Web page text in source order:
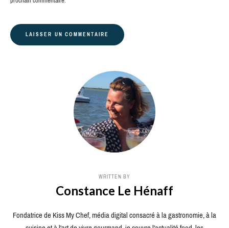
WRITTEN BY
Constance Le Hénaff
Fondatrice de Kiss My Chef, média digital consacré à la gastronomie, à la